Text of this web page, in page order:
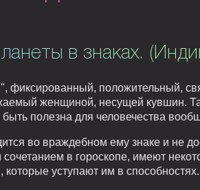
в знаках.
фиксированный, положительный,
женщиной, несущей кувшин.
быть полезна для человечества
во враждебном ему знаке и не
в гороскопе, имеют
уступают им в способностях.